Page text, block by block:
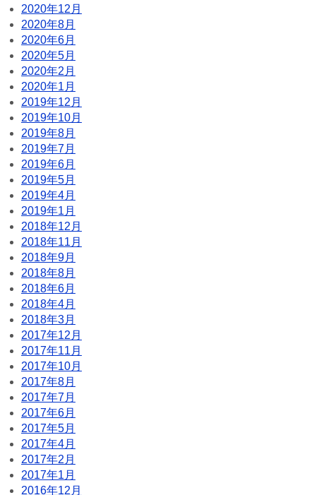
2020年12月
2020年8月
2020年6月
2020年5月
2020年2月
2020年1月
2019年12月
2019年10月
2019年8月
2019年7月
2019年6月
2019年5月
2019年4月
2019年1月
2018年12月
2018年11月
2018年9月
2018年8月
2018年6月
2018年4月
2018年3月
2017年12月
2017年11月
2017年10月
2017年8月
2017年7月
2017年6月
2017年5月
2017年4月
2017年2月
2017年1月
2016年12月